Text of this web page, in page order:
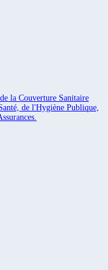
la Couverture Sanitaire
de l'Hygiène Publique,